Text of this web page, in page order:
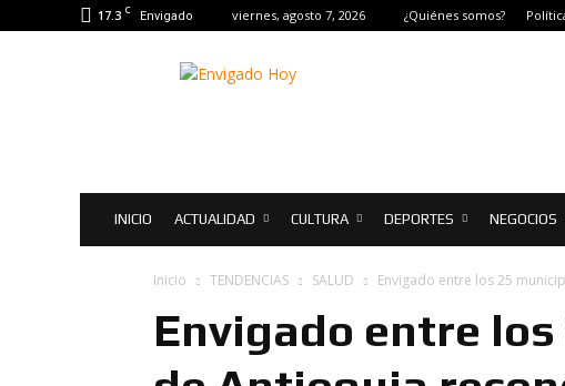
17.3 C Envigado viernes, agosto 7, 2026 ¿Quiénes somos?
Envigado
INICIO ACTUALIDAD CULTURA DEPORTES NEGOCIOS
Inicio TENDENCIAS SALUD Envigado entre los 25
Envigado entre